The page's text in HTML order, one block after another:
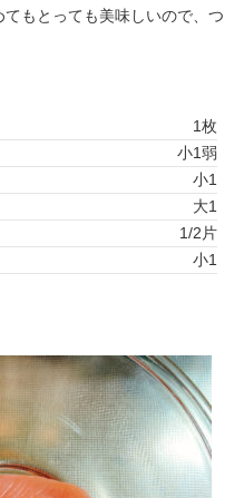
もとっても美味しいので、つ
1枚
小1弱
小1
大1
1/2片
小1